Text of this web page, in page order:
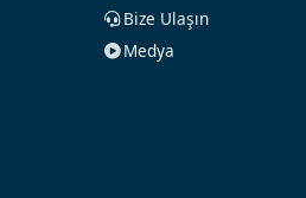
Bize Ulaşın
Medya